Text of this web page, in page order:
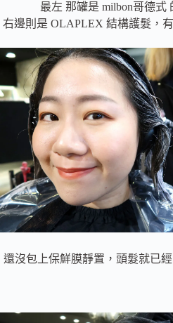
最左 那罐是 milbon哥德式
右邊則是 OLAPLEX 結構護髮，
還沒包上保鮮膜靜置，頭髮就已